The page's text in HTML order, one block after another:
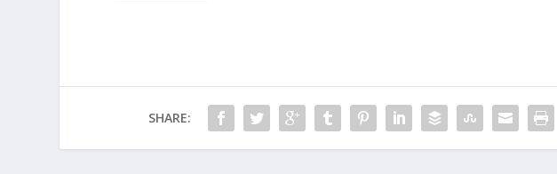
SHARE: